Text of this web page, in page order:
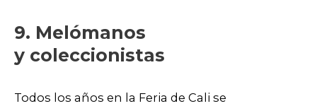
9. Melómanos
y coleccionistas
Todos los años en la Feria de Cali se